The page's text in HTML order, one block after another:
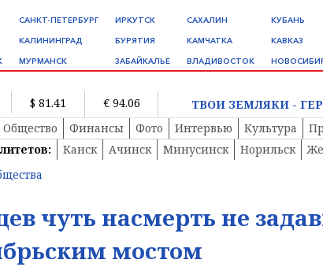
САНКТ-ПЕТЕРБУРГ
КАЛИНИНГРАД
МУРМАНСК
ИРКУТСК
БУРЯТИЯ
ЗАБАЙКАЛЬЕ
САХАЛИН
КАМЧАТКА
ВЛАДИВОСТОК
КУБАНЬ
КАВКАЗ
$ 81.41 € 94.06
ТВОИ ЗЕМЛЯКИ -
Общество Финансы Фото Интервью Культура
Канск Ачинск Минусинск Норильск
чуть насмерть не
мостом